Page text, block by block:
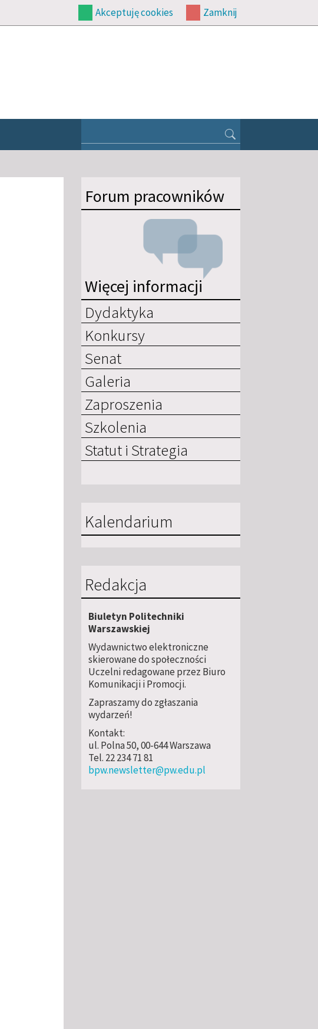
Akceptuję cookies Zamknij
Forum pracowników
Więcej informacji
Dydaktyka
Konkursy
Senat
Galeria
Zaproszenia
Szkolenia
Statut i Strategia
Kalendarium
Redakcja
Biuletyn Politechniki
Warszawskiej
Wydawnictwo elektroniczne
skierowane do społeczności
Uczelni redagowane przez Biuro
Komunikacji i Promocji.
Zapraszamy do zgłaszania
wydarzeń!
Kontakt:
ul. Polna 50, 00-644 Warszawa
Tel. 22 234 71 81
bpw.newsletter@pw.edu.pl